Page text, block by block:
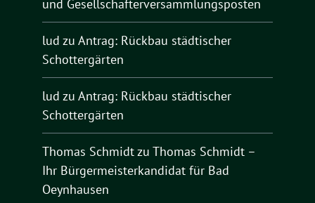
und Gesellschafterversammlungsposten
lud zu Antrag: Rückbau städtischer
Schottergärten
lud zu Antrag: Rückbau städtischer
Schottergärten
Thomas Schmidtzu Thomas Schmidt –
Ihr Bürgermeisterkandidat für Bad
Oeynhausen